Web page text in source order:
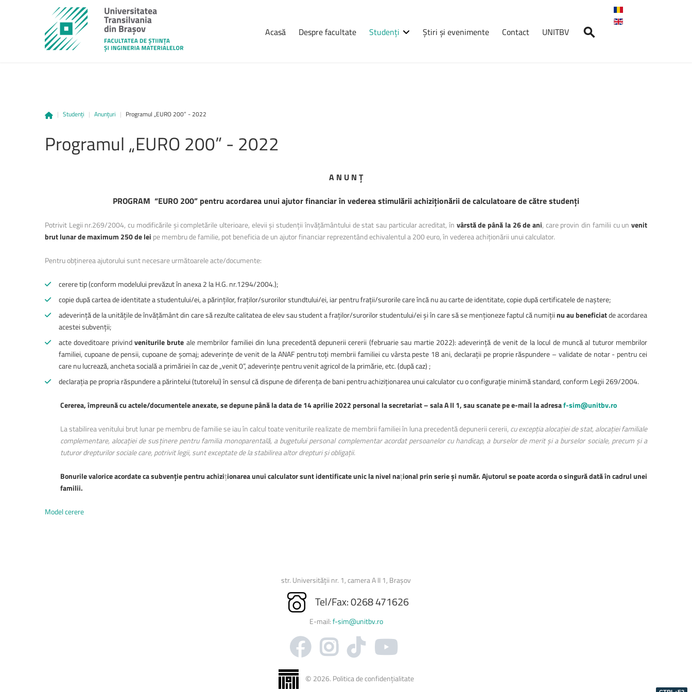
Acasă Despre facultate Studenți
Accesează pagina dedicată studenților, pe
www.unitbv.ro
Burse
Cazări
Biblioteca Universității
Chiriacescu” a ...
Student LogIn
1 octombrie 2024, Colina
Știri și evenimente Contact UNITBV
| Studenți | Anunțuri | Programul „EURO 200” - 2022
Programul „EURO 200” - 2022
A N U N Ț
PROGRAM “EURO 200” pentru acordarea unui ajutor financiarîn vederea stimulării achiziționării decalculatoare de către studenți
Potrivit Legii nr.269/2004, cu modificările şi completările ulterioare, elevii şi studenții învățământului de stat sau particular acreditat, în vârstă de până la 26 de ani, care provin din familii cu unvenit
brut lunar de maximum 250de lei pe membru de familie, pot beneficia de un ajutor financiar reprezentând echivalentul a 200 euro, în vederea achiționării unui calculator.
Pentru obținerea ajutorului sunt necesare următoarele acte/documente:
cerere tip (conform modelului prevăzut în anexa 2 la H.G. nr.1294/2004.);
copie după cartea de identitate a studentului/ei, a părinților, fraților/surorilor stundtului/ei, iar pentru frații/surorile care încă nu au carte de identitate, copie după certificatele de naştere;
adeverință de la unitățile de învățământ din care să rezulte calitatea de elev sau student a fraților/surorilor studentului/ei şi în care să se menționeze faptul că numițiinu au beneficiatde acordarea
acestei subvenții;
acte doveditoare privindveniturile brute ale membrilor familiei din luna precedentă depunerii cererii (februarie sau martie 2022): adeverință de venit de la locul de muncă al tuturor membrilor
familiei, cupoane de pensii, cupoane de şomaj; adeverințe de venit de la ANAF pentru toți membrii familiei cu vârsta peste 18 ani, declarații pe proprie răspundere – validate de notar - pentru cei
care nu lucrează, ancheta socială a primăriei în caz de „venit 0”, adeverințe pentru venit agricol de la primărie, etc. (după caz) ;
declarația pe propria răspundere a părintelui (tutorelui) în sensul că dispune de diferența de bani pentru achiziționarea unui calculator cu o configurație minimă standard, conform Legii 269/2004.
Cererea, împreună cu actele/documentele anexate, se depune până la data de 14 aprilie 2022 personal la secretariat – sala A II 1, sau scanate pe e-mail la adresaf-sim@unitbv.ro
La stabilirea venitului brut lunar pe membru de familie se iau în calcul toate veniturile realizate de membrii familiei în luna precedentă depunerii cererii, cu excepția alocației de stat, alocației familiale
complementare, alocației de susținere pentru familia monoparentală, a bugetului personal complementar acordat persoanelor cu handicap, a burselor de merit şi a burselor sociale, precum şi a
tuturor drepturilor sociale care, potrivit legii, sunt exceptate de la stabilirea altor drepturi şi obligații.
Bonurile valorice acordate ca subvenție pentru achiziționarea unui calculator sunt identificate unic la nivel național prin serie şi număr. Ajutorul se poate acorda o singură dată în cadrul unei
familii.
Model cerere
str. Universității nr. 1, camera A II 1, Brașov
Tel/Fax: 0268 471626
E-mail:f-sim@unitbv.ro
© 2026. Politica de confidențialitate